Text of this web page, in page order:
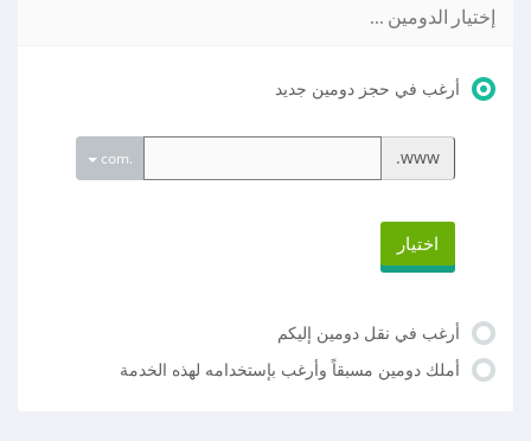
إختيار الدومين ...
أرغب في حجز دومين جديد
www.
.com
اختيار
أرغب في نقل دومين إليكم
أملك دومين مسبقاً وأرغب بإستخدامه لهذه الخدمة